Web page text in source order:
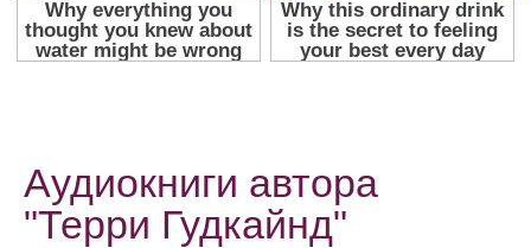
Аудиокниги автора
"Терри Гудкайнд"